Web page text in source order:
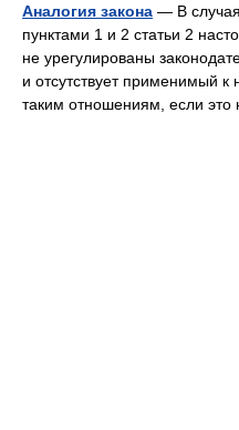
Аналогия закона — В
пунктами 1 и 2 статьи 2
не урегулированы
и отсутствует применимый
таким отношениям, если